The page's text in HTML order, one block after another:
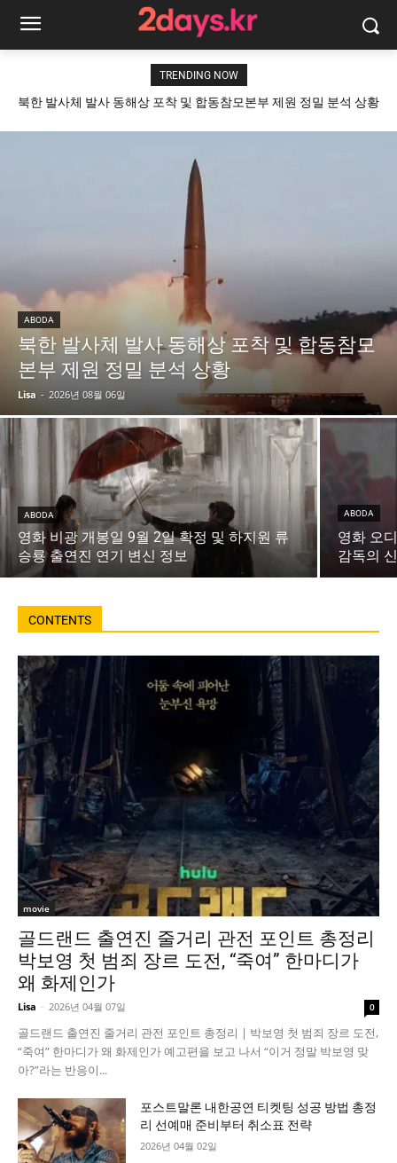
TRENDING NOW
북한 발사체 발사 동해상 포착 및 합동참모본부 제원 정밀 분석 상황
ABODA
북한 발사체 발사 동해상 포착 및 합동참모
본부 제원 정밀 분석 상황
Lisa - 2026년 08월 06일
ABODA
영화 비광 개봉일 9월 2일 확정 및 하지원 류
승룡 출연진 연기 변신 정보
ABODA
영화 오
감독의
CONTENTS
movie
골드랜드 출연진 줄거리 관전 포인트 총정리
박보영 첫 범죄 장르 도전, “죽여” 한마디가
왜 화제인가
Lisa - 2026년 04월 07일 0
골드랜드 출연진 줄거리 관전 포인트 총정리 | 박보영 첫 범죄 장르 도전,
“죽여” 한마디가 왜 화제인가 예고편을 보고 나서 “이거 정말 박보영 맞
아?”라는 반응이...
포스트말론 내한공연 티켓팅 성공 방법 총정
리 선예매 준비부터 취소표 전략
2026년 04월 02일